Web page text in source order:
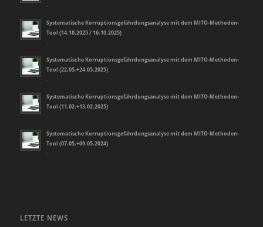
-
Systematische Korruptionsgefährdungsanalyse mit dem MITO-Methoden-
Tool (14.10.2025 / 16.10.2025)
-
Systematische Korruptionsgefährdungsanalyse mit dem MITO-Methoden-
Tool (22.05.+24.05.2025)
-
Systematische Korruptionsgefährdungsanalyse mit dem MITO-Methoden-
Tool (11.02.+13.02.2025)
-
Systematische Korruptionsgefährdungsanalyse mit dem MITO-Methoden-
Tool (07.05.+09.05.2024)
-
LETZTE NEWS